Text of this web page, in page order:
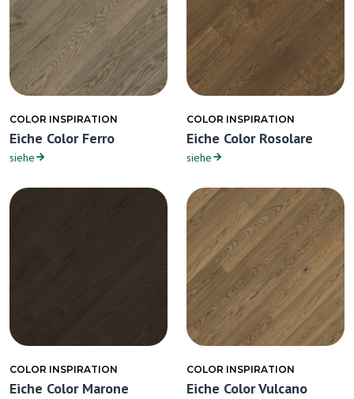
COLOR INSPIRATION
Eiche Color Ferro
siehe
COLOR INSPIRATION
Eiche Color Rosolare
siehe
COLOR INSPIRATION
Eiche Color Marone
COLOR INSPIRATION
Eiche Color Vulcano